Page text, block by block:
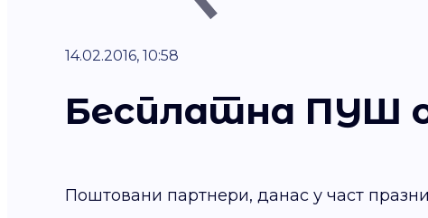
14.02.2016, 10:58
Бесплатна ПУШ
Поштовани партнери, данас у част